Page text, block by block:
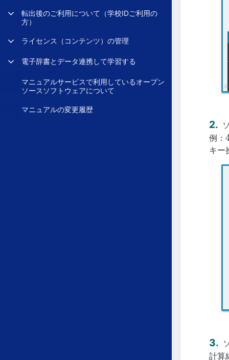
転出後のご利用について（学校IDご利用の
方）
ライセンス（コンテンツ）の管理
電子辞書とデータ連携して学習する
マニュアルサービスで利用しているオープン
ソースソフトウェアについて
マニュアルの変更履歴
例：
キー
計算